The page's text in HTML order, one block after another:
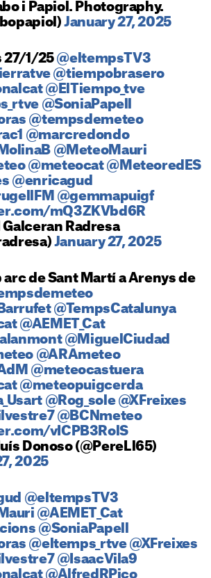
i Papiol. Photography.
January 27, 2025
27/1/25 @eltempsTV3
@tiempobrasero
@ElTiempo_tve
@SoniaPapell
@tempsdemeteo
@marcredondo
@MeteoMauri
@meteocat @MeteoredES
@enricagud
@gemmapuigf
mQ3ZKVbd6R
Radresa
January 27, 2025
arc de Sant Martí a Arenys de
@TempsCatalunya
@AEMET_Cat
@MiguelCiudad
@ARAmeteo
@meteocastuera
@meteopuigcerda
@Rog_sole @XFreixes
@BCNmeteo
vICPB3RolS
Donoso (@PereLl65)
2025
@eltempsTV3
@AEMET_Cat
@SoniaPapell
@eltemps_rtve @XFreixes
@IsaacVila9
@AlfredRPico